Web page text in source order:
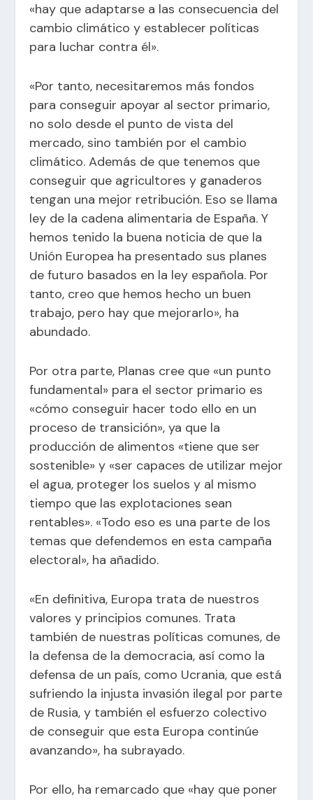
«hay que adaptarse a las consecuencia del
cambio climático y establecer políticas
para luchar contra él».
«Por tanto, necesitaremos más fondos
para conseguir apoyar al sector primario,
no solo desde el punto de vista del
mercado, sino también por el cambio
climático. Además de que tenemos que
conseguir que agricultores y ganaderos
tengan una mejor retribución. Eso se llama
ley de la cadena alimentaria de España. Y
hemos tenido la buena noticia de que la
Unión Europea ha presentado sus planes
de futuro basados en la ley española. Por
tanto, creo que hemos hecho un buen
trabajo, pero hay que mejorarlo», ha
abundado.
Por otra parte, Planas cree que «un punto
fundamental» para el sector primario es
«cómo conseguir hacer todo ello en un
proceso de transición», ya que la
producción de alimentos «tiene que ser
sostenible» y «ser capaces de utilizar mejor
el agua, proteger los suelos y al mismo
tiempo que las explotaciones sean
rentables». «Todo eso es una parte de los
temas que defendemos en esta campaña
electoral», ha añadido.
«En definitiva, Europa trata de nuestros
valores y principios comunes. Trata
también de nuestras políticas comunes, de
la defensa de la democracia, así como la
defensa de un país, como Ucrania, que está
sufriendo la injusta invasión ilegal por parte
de Rusia, y también el esfuerzo colectivo
de conseguir que esta Europa continúe
avanzando», ha subrayado.
Por ello, ha remarcado que «hay que poner